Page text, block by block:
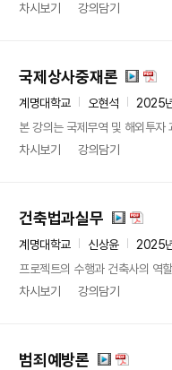
차시보기
강의담기
국제상사중재론
계명대학교 오현석
2025
본 강의는 국제무역 및 해외투자
차시보기
강의담기
건축법과실무
계명대학교 신상윤
2025
프로젝트의 수행과 건축사의 역
차시보기
강의담기
범죄예방론